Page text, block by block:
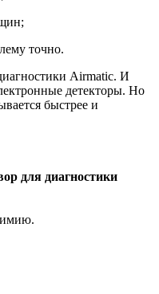
точно.
Airmatic. И
детекторы. Но
быстрее и
для диагностики